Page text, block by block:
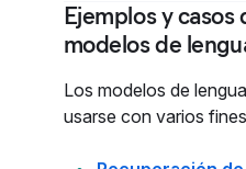
Ejemplos y casos
modelos de
Los modelos de
usarse con varios